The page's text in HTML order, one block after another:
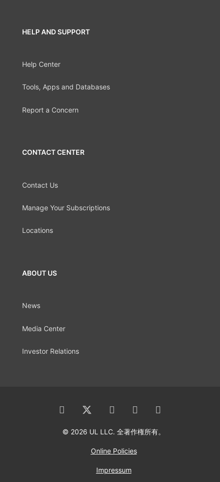
HELP AND SUPPORT
Help Center
Tools, Apps and Databases
Report a Concern
CONTACT CENTER
Contact Us
Manage Your Subscriptions
Locations
ABOUT US
News
Media Center
Investor Relations
© 2026 UL LLC. 全著作権所有。
Online Policies
Impressum